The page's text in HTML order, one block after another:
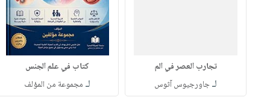
تجارب العصر في الم
لـجاورجيوس آثوس
كتاب في علم الجنس
لـ مجموعة من المؤلف